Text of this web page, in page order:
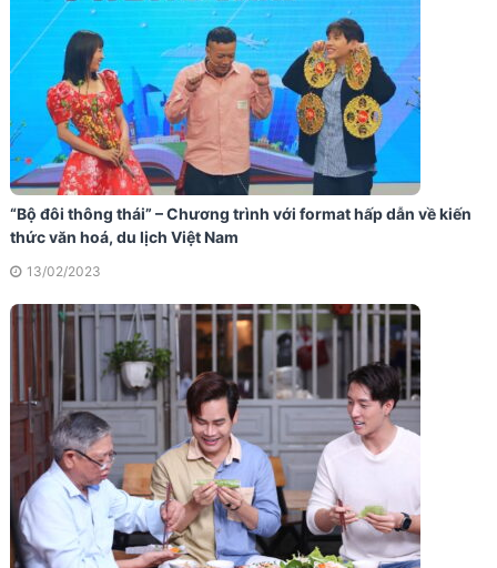
“Bộ đôi thông thái” – Chương trình với format hấp dẫn về kiến
thức văn hoá, du lịch Việt Nam
13/02/2023